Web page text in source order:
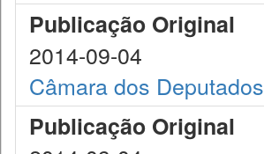
Publicação Original
2014-09-04
Câmara dos Deputados
Publicação Original